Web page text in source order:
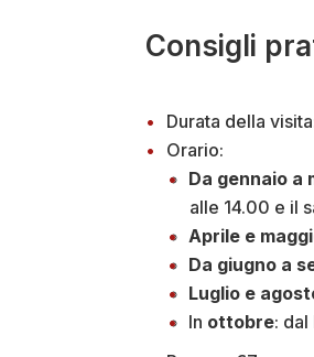
Consigli
Durata della
Orario:
Da gennaio a
alle 14.00 e il
Aprile e
Da giugno a
Luglio e
In ottobre: